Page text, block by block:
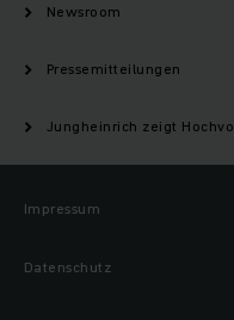
Newsroom
Pressemitteilungen
Jungheinrich zeigt
Impressum
Datenschutz